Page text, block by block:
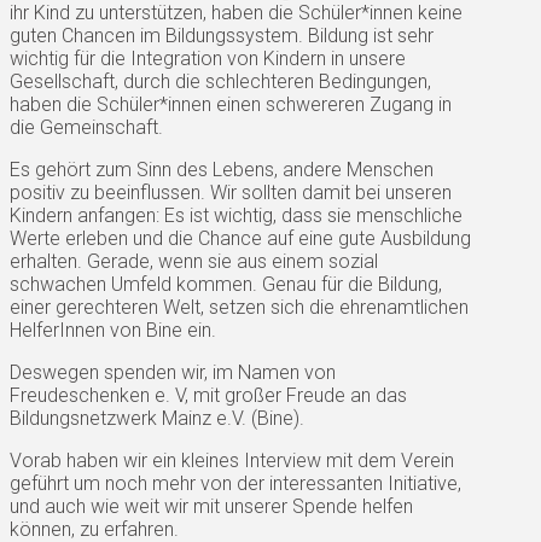
ihr Kind zu unterstützen, haben die Schüler*innen keine
guten Chancen im Bildungssystem. Bildung ist sehr
wichtig für die Integration von Kindern in unsere
Gesellschaft, durch die schlechteren Bedingungen,
haben die Schüler*innen einen schwereren Zugang in
die Gemeinschaft.
Es gehört zum Sinn des Lebens, andere Menschen
positiv zu beeinflussen. Wir sollten damit bei unseren
Kindern anfangen: Es ist wichtig, dass sie menschliche
Werte erleben und die Chance auf eine gute Ausbildung
erhalten. Gerade, wenn sie aus einem sozial
schwachen Umfeld kommen. Genau für die Bildung,
einer gerechteren Welt, setzen sich die ehrenamtlichen
HelferInnen von Bine ein.
Deswegen spenden wir, im Namen von
Freudeschenken e. V, mit großer Freude an das
Bildungsnetzwerk Mainz e.V. (Bine).
Vorab haben wir ein kleines Interview mit dem Verein
geführt um noch mehr von der interessanten Initiative,
und auch wie weit wir mit unserer Spende helfen
können, zu erfahren.